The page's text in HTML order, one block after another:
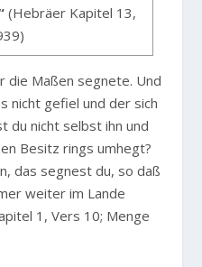
(Hebräer Kapitel 13,
die Maßen segnete. Und
nicht gefiel und der sich
du nicht selbst ihn und
Besitz rings umhegt?
das segnest du, so daß
weiter im Lande
1, Vers 10; Menge